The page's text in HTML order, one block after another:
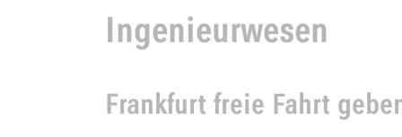
Ingenieurwesen
Frankfurt freie Fahrt